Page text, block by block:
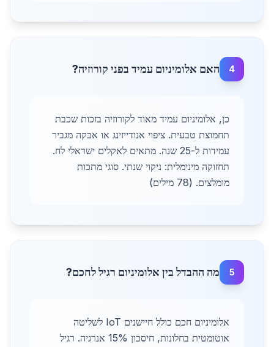
4 האם אלומיניום עמיד בפני קורוזיה?
כן, אלומיניום עמיד מאוד לקורוזיה בזכות שכבת
תחמוצת טבעית. ציפוי אנודייזינג או אבקה מגביר
עמידות ל-25 שנה. מתאים לאקלים ישראלי לח.
תחזוקה מינימלית: ניקוי שנתי. סוגי מתכות
מומלצים. (78 מילים)
5 מה ההבדל בין אלומיניום רגיל לחכם?
אלומיניום חכם כולל חיישנים IoT לשליטה
אוטומטית בחלונות, חיסכון 15% אנרגיה. רגיל